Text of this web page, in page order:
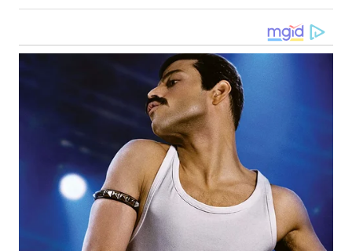
WN
KALTENG
WN
KALTARA